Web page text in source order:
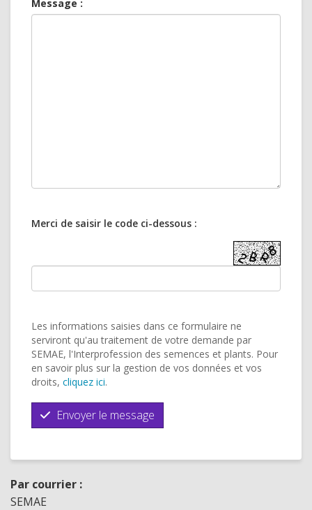
Message :
Merci de saisir le code ci-dessous :
Les informations saisies dans ce formulaire ne
serviront qu'au traitement de votre demande par
SEMAE, l'Interprofession des semences et plants. Pour
en savoir plus sur la gestion de vos données et vos
droits, cliquez ici.
Envoyer le message
Par courrier :
SEMAE